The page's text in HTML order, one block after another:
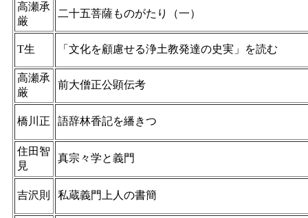
高瀬承
厳
二十五菩薩ものがたり（一）
T生 「文化を顧慮せる浄土教発達の史実」を読む
高瀬承
厳
前大僧正公顕伝考
橋川正 語辞林香記を繙きつゝ
住田智
見
真宗々学と義門
吉沢則 私蔵義門上人の書簡